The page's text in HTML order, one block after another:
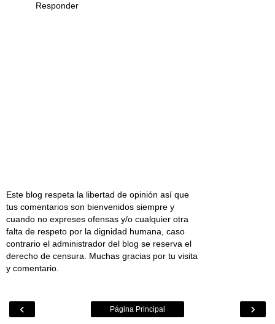
Responder
Este blog respeta la libertad de opinión así que
tus comentarios son bienvenidos siempre y
cuando no expreses ofensas y/o cualquier otra
falta de respeto por la dignidad humana, caso
contrario el administrador del blog se reserva el
derecho de censura. Muchas gracias por tu visita
y comentario.
‹ ›
Página Principal